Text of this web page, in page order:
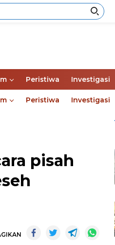
Peristiwa Investigasi
Peristiwa Investigasi
pisah